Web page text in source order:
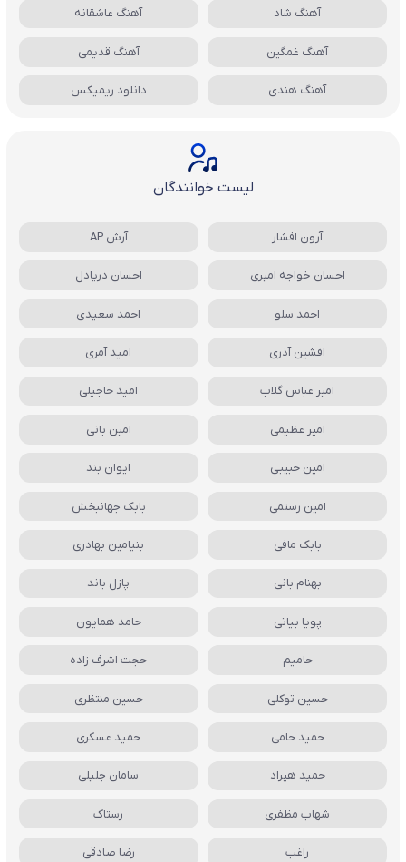
آهنگ شاد آهنگ عاشقانه
آهنگ غمگین آهنگ قدیمی
آهنگ هندی دانلود ریمیکس
لیست خوانندگان
آرون افشار آرش AP
احسان خواجه امیری احسان دریادل
احمد سلو احمد سعیدی
افشین آذری امید آمری
امیر عباس گلاب امید حاجیلی
امیر عظیمی امین بانی
امین حبیبی ایوان بند
امین رستمی بابک جهانبخش
بابک مافی بنیامین بهادری
بهنام بانی پازل باند
پویا بیاتی حامد همایون
حامیم حجت اشرف زاده
حسین توکلی حسین منتظری
حمید حامی حمید عسکری
حمید هیراد سامان جلیلی
شهاب مظفری رستاک
راغب رضا صادقی